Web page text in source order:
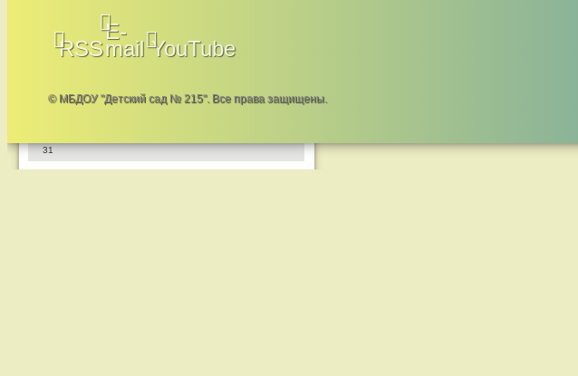
17 18 19 20 21 22 23
31
RSS
E-
mail YouTube
© МБДОУ "Детский сад № 215". Все права защищены.